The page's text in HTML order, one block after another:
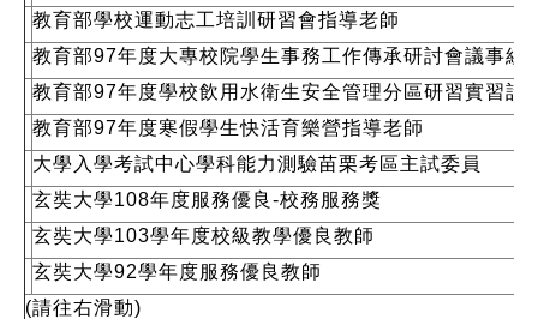
教育部學校運動志工培訓研習會指導老師
教育部97年度大專校院學生事務工作傳承研討會議事組
教育部97年度學校飲用水衛生安全管理分區研習實習計
教育部97年度寒假學生快活育樂營指導老師
大學入學考試中心學科能力測驗苗栗考區主試委員
玄奘大學108年度服務優良-校務服務獎
玄奘大學103學年度校級教學優良教師
玄奘大學92學年度服務優良教師
(請往右滑動)